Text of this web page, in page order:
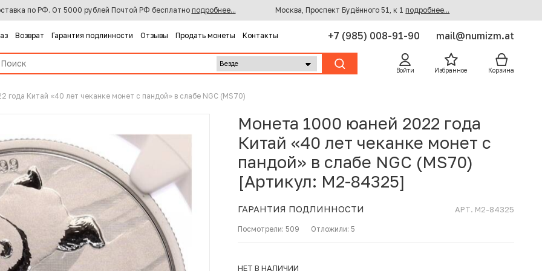
по РФ. От 5000 рублей Почтой РФ бесплатно подробнее... Москва, Проспект Будённого 51, к 1 подробнее...
Возврат Гарантия подлинности Отзывы Продать монеты Контакты +7 (985) 008-91-90 mail@numizm.at
Войти Избранное Корзина
года Китай «40 лет чеканке монет с пандой» в слабе NGC (MS70)
Монета 1000 юаней 2022 года
Китай «40 лет чеканке монет с
пандой» в слабе NGC (MS70)
[Артикул: M2-84325]
ГАРАНТИЯ ПОДЛИННОСТИ АРТ. M2-84325
Посмотрели: 509 Отложили: 5
НЕТ В НАЛИЧИИ